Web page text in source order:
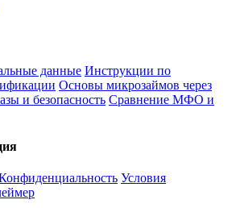
данные Инструкции по
Основы микрозаймов через
и безопасность Сравнение МФО и
Условия